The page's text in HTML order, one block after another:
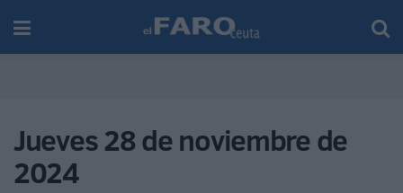
Jueves 28 de noviembre de
2024